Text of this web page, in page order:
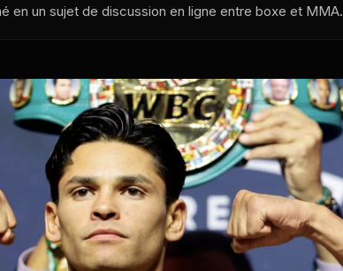
en un sujet de discussion en ligne entre boxe et MMA.